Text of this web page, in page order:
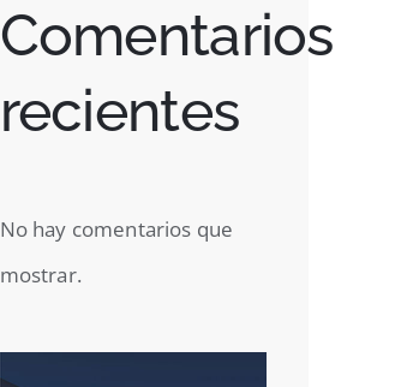
Comentarios
recientes
No hay comentarios que
mostrar.